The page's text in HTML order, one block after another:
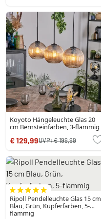
Koyoto Hängeleuchte Glas 20
cm Bernsteinfarben, 3-flammig
€ 129,99UVP:€ 199,99
Ripoll Pendelleuchte Glas 15 cm
Blau, Grün, Kupferfarben, 5-
flammig